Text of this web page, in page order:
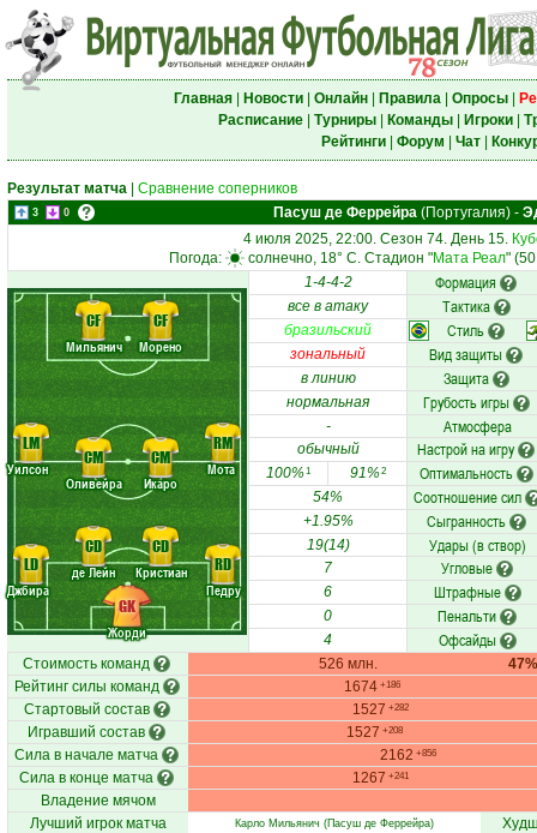
Главная| Новости| Онлайн| Правила| Опросы|
Расписание| Турниры| Команды| Игроки|
Рейтинги| Форум Чат|
Результат матча Сравнение соперников
3 0 Пасуш де Феррейра(Португалия)-
4 июля 2025, 22:00. Сезон 74. День 15.
Погода:
солнечно, 18° C. Стадион "Мата Реал"
Жорди
Джбира
де Лейн
Кристиан
Педру
Уилсон
Оливейра
Икаро
Мота
Мильянич Морено
GK
LD
CD
CD
RD
LM
CM CM
RM
CF CF
1-4-4-2 Формация
все в атаку Тактика
бразильский Стиль
зональный Вид защиты
в линию Защита
нормальная Грубость игры
- Атмосфера
обычный Настрой на игру
100%1 91%2 Оптимальность
54% Соотношение сил
+1.95% Сыгранность
19(14) Удары (в створ)
7 Угловые
6 Штрафные
0 Пенальти
4 Офсайды
Стоимость команд 526 млн.
47%
Рейтинг силы команд
1674 +186
Стартовый состав 1527 +282
Игравший состав 1527 +208
Сила в начале матча 2162 +856
Сила в конце матча 1267 +241
Владение мячом
Лучший игрок матча
Карло Мильянич (Пасуш де Феррейра)